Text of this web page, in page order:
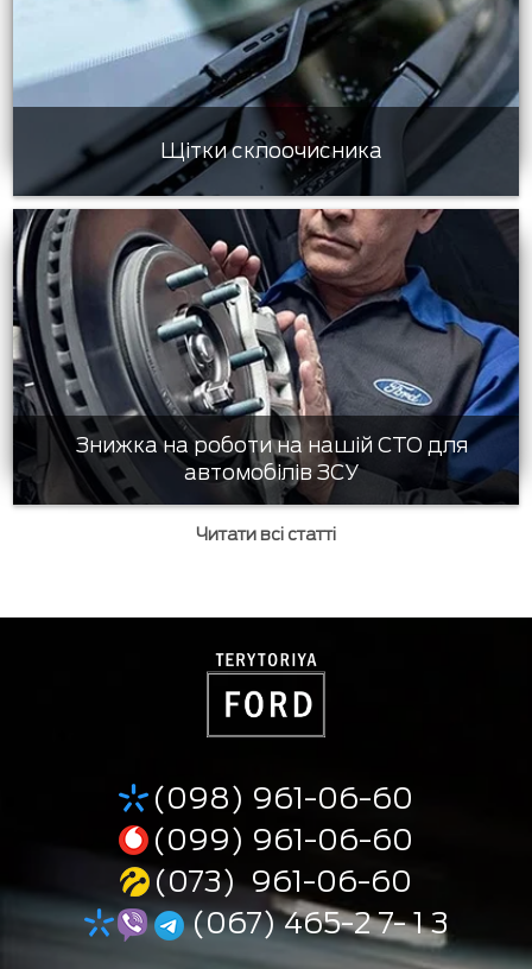
Щітки склоочисника
Знижка на роботи на нашій СТО для
автомобілів ЗСУ
Читати всі статті
(098) 961-06-60
(099) 961-06-60
(073) 961-06-60
(067) 465-2 7- 1 3